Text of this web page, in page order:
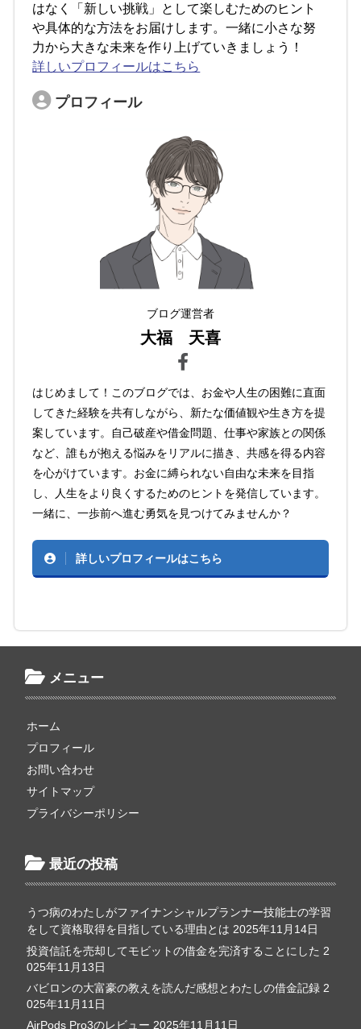
はなく「新しい挑戦」として楽しむためのヒント
や具体的な方法をお届けします。一緒に小さな努
力から大きな未来を作り上げていきましょう！
詳しいプロフィールはこちら
プロフィール
ブログ運営者
大福 天喜
はじめまして！このブログでは、お金や人生の困難に直面
してきた経験を共有しながら、新たな価値観や生き方を提
案しています。自己破産や借金問題、仕事や家族との関係
など、誰もが抱える悩みをリアルに描き、共感を得る内容
を心がけています。お金に縛られない自由な未来を目指
し、人生をより良くするためのヒントを発信しています。
一緒に、一歩前へ進む勇気を見つけてみませんか？
詳しいプロフィールはこちら
メニュー
ホーム
プロフィール
お問い合わせ
サイトマップ
プライバシーポリシー
最近の投稿
うつ病のわたしがファイナンシャルプランナー技能士の学習
をして資格取得を目指している理由とは 2025年11月14日
投資信託を売却してモビットの借金を完済することにした 2
025年11月13日
バビロンの大富豪の教えを読んだ感想とわたしの借金記録 2
025年11月11日
AirPods Pro3のレビュー 2025年11月11日